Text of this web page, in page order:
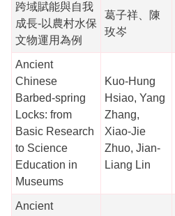
跨域賦能與自我
成長-以農村水保
文物運用為例
葛子祥、陳
玫岑
Ancient
Chinese
Barbed-spring
Locks: from
Basic Research
to Science
Education in
Museums
Kuo-Hung
Hsiao, Yang
Zhang,
Xiao-Jie
Zhuo, Jian-
Liang Lin
Ancient